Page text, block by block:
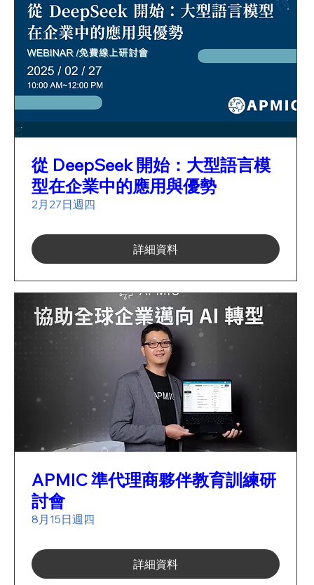
從 DeepSeek 開始：大型語言模
型在企業中的應用與優勢
2月27日週四
詳細資料
APMIC 準代理商夥伴教育訓練研
討會
8月15日週四
詳細資料